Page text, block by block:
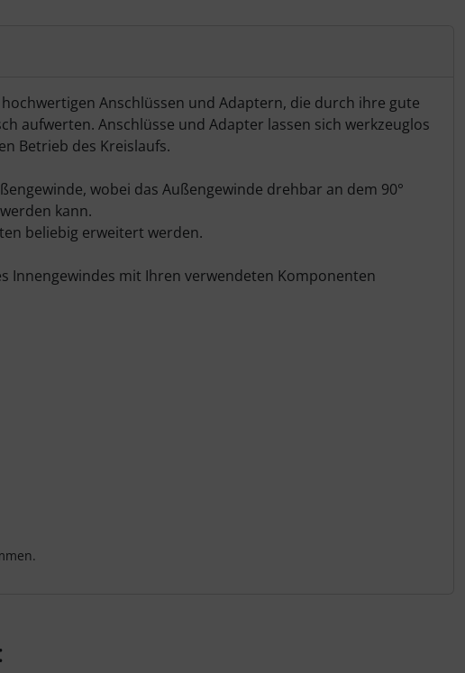
Anschlüssen und Adaptern, die durch ihre gute
aufwerten. Anschlüsse und Adapter lassen sich werkzeuglos
Betrieb des Kreislaufs.
wobei das Außengewinde drehbar an dem 90°
kann.
beliebig erweitert werden.
Innengewindes mit Ihren verwendeten Komponenten